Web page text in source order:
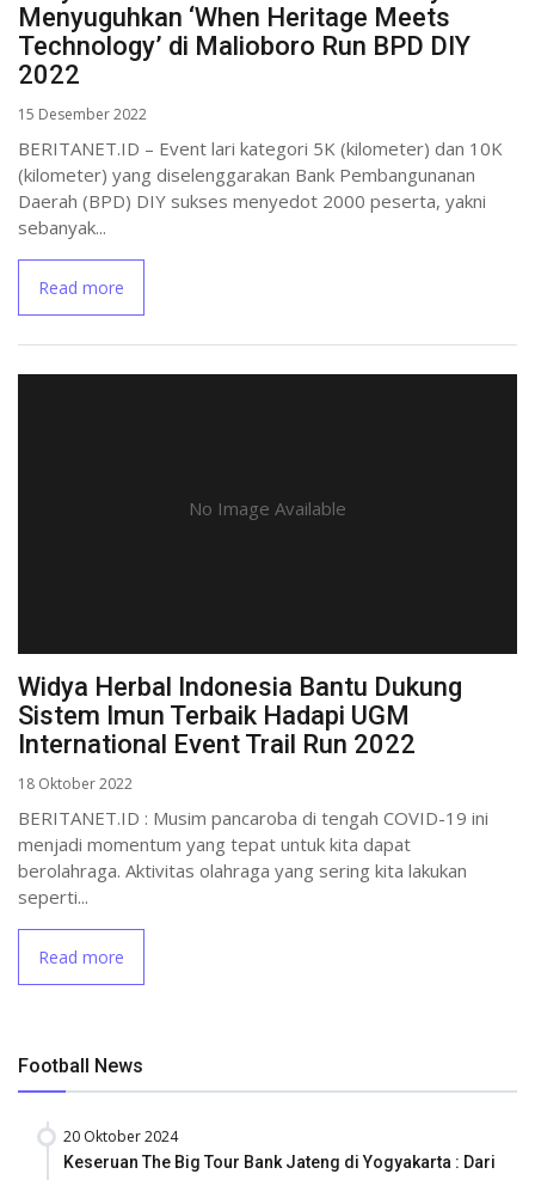
Menyuguhkan ‘When Heritage Meets
Technology’ di Malioboro Run BPD DIY
2022
15 Desember 2022
BERITANET.ID – Event lari kategori 5K (kilometer) dan 10K
(kilometer) yang diselenggarakan Bank Pembangunanan
Daerah (BPD) DIY sukses menyedot 2000 peserta, yakni
sebanyak...
Read more
No Image Available
Widya Herbal Indonesia Bantu Dukung
Sistem Imun Terbaik Hadapi UGM
International Event Trail Run 2022
18 Oktober 2022
BERITANET.ID : Musim pancaroba di tengah COVID-19 ini
menjadi momentum yang tepat untuk kita dapat
berolahraga. Aktivitas olahraga yang sering kita lakukan
seperti...
Read more
Football News
20 Oktober 2024
Keseruan The Big Tour Bank Jateng di Yogyakarta : Dari